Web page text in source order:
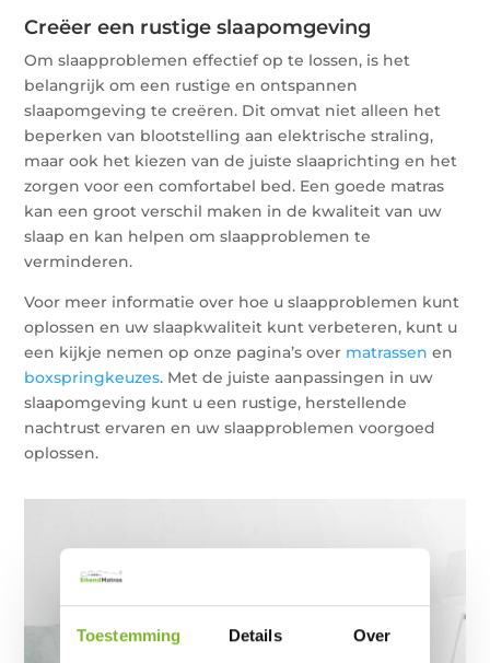
Toestemming Details Over
Creëer een rustige slaapomgeving
Om slaapproblemen effectief op te lossen, is het
belangrijk om een rustige en ontspannen
slaapomgeving te creëren. Dit omvat niet alleen het
beperken van blootstelling aan elektrische straling,
maar ook het kiezen van de juiste slaaprichting en het
zorgen voor een comfortabel bed. Een goede matras
kan een groot verschil maken in de kwaliteit van uw
slaap en kan helpen om slaapproblemen te
verminderen.
Voor meer informatie over hoe u slaapproblemen kunt
oplossen en uw slaapkwaliteit kunt verbeteren, kunt u
een kijkje nemen op onze pagina’s over matrassen en
boxspringkeuzes. Met de juiste aanpassingen in uw
slaapomgeving kunt u een rustige, herstellende
nachtrust ervaren en uw slaapproblemen voorgoed
oplossen.